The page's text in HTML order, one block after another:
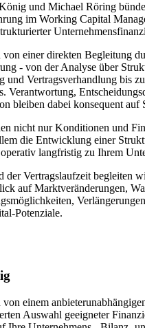
und Michael Röring
im Working Capital
von einer direkten Begleitung
- von der Analyse über
und Vertragsverhandlung bis
Verantwortung,
bleiben dabei konsequent auf
nicht nur Konditionen und
die Entwicklung einer
langfristig zu Ihrem
der Vertragslaufzeit begleiten
auf Marktveränderungen,
Potenziale.
von einem
Auswahl geeigneter